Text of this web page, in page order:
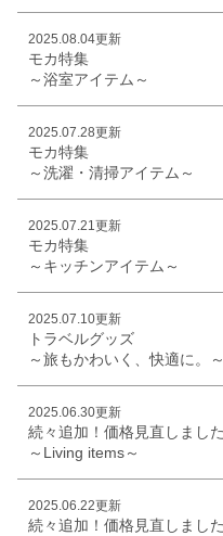
2025.08.04更新
モカ特集
～浴室アイテム～
2025.07.28更新
モカ特集
～洗濯・清掃アイテム～
2025.07.21更新
モカ特集
～キッチンアイテム～
2025.07.10更新
トラベルグッズ
～旅もかわいく、快適に。～
2025.06.30更新
続々追加！価格見直しました
～Living items～
2025.06.22更新
続々追加！価格見直しました